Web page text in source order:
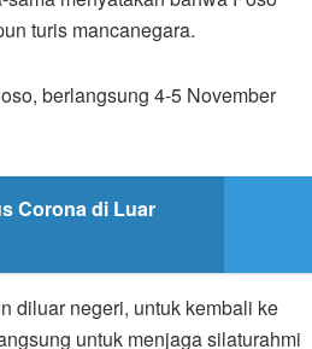
turis mancanegara.
berlangsung 4-5 November
Corona di Luar
diluar negeri, untuk kembali ke
untuk menjaga silaturahmi